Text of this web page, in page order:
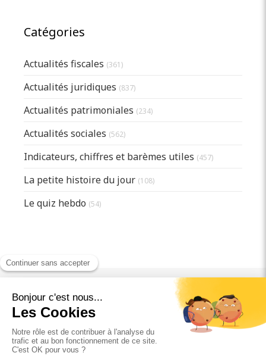
Catégories
Actualités fiscales (361)
Actualités juridiques (837)
Actualités patrimoniales (234)
Actualités sociales (562)
Indicateurs, chiffres et barèmes utiles (457)
La petite histoire du jour (108)
Le quiz hebdo (54)
©2025 CONEXTION - Activités comptables
Plan du site
Mentions légales